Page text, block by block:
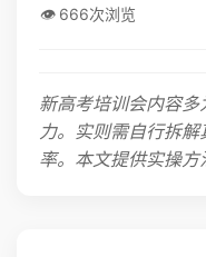
👁️ 666次浏览
新高考培训会内容
力。实则需自行拆
率。本文提供实操方